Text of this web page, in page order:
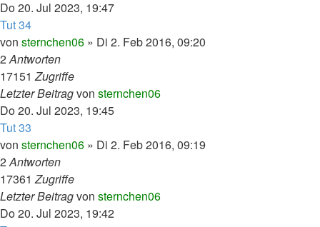
Do 20. Jul 2023, 19:47
Tut 34
von sternchen06 » Di 2. Feb 2016, 09:20
2Antworten
17151Zugriffe
Letzter Beitragvon sternchen06
Do 20. Jul 2023, 19:45
Tut 33
von sternchen06 » Di 2. Feb 2016, 09:19
2Antworten
17361Zugriffe
Letzter Beitragvon sternchen06
Do 20. Jul 2023, 19:42